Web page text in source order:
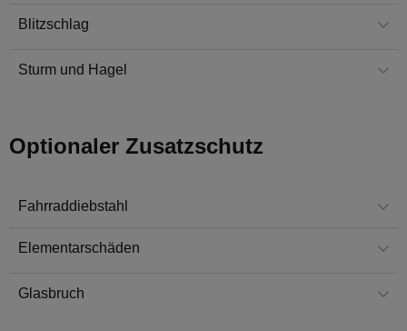
Blitzschlag
Sturm und Hagel
Optionaler Zusatzschutz
Fahrraddiebstahl
Elementarschäden
Glasbruch